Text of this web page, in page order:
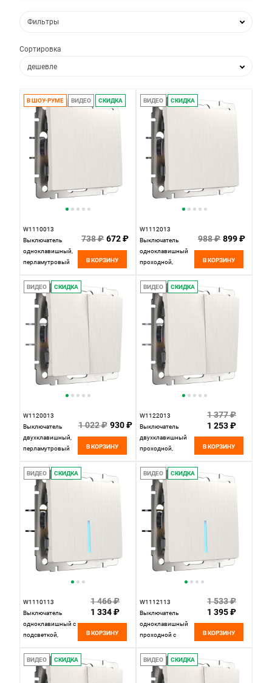
Фильтры
Сортировка
дешевле
по популярности
по новизне
В ШОУ-РУМЕ ВИДЕО СКИДКА
W1110013
Выключатель
одноклавишный,
перламутровый
4690389160783
738 ₽ 672 ₽
В КОРЗИНУ
ВИДЕО СКИДКА
W1112013
Выключатель
одноклавишный
проходной,
рифленый Werkel,
4690389160820
988 ₽ 899 ₽
В КОРЗИНУ
ВИДЕО СКИДКА
W1120013
Выключатель
двухклавишный,
перламутровый
4690389160882
1 022 ₽ 930 ₽
В КОРЗИНУ
ВИДЕО СКИДКА
W1122013
Выключатель
двухклавишный
проходной,
рифленый Werkel,
4690389160950
1 377 ₽
1 253 ₽
В КОРЗИНУ
ВИДЕО СКИДКА
W1110113
Выключатель
одноклавишный с
подсветкой,
рифленый Werkel,
4690389160806
1 466 ₽
1 334 ₽
В КОРЗИНУ
ВИДЕО СКИДКА
W1112113
Выключатель
одноклавишный
проходной с
перламутровый
рифленый Werkel,
4690389160844
1 533 ₽
1 395 ₽
В КОРЗИНУ
ВИДЕО СКИДКА ВИДЕО СКИДКА